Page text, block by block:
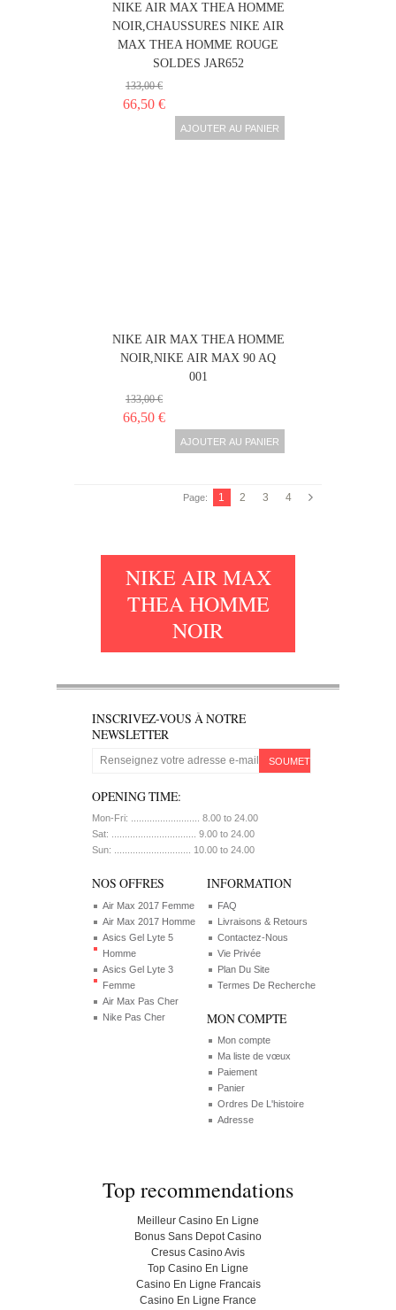
NIKE AIR MAX THEA HOMME
NOIR,CHAUSSURES NIKE AIR
MAX THEA HOMME ROUGE
SOLDES JAR652
133,00 €
66,50 €
AJOUTER AU PANIER
NIKE AIR MAX THEA HOMME
NOIR,NIKE AIR MAX 90 AQ
001
133,00 €
66,50 €
AJOUTER AU PANIER
Page: 1 2 3 4
NIKE AIR MAX
THEA HOMME
NOIR
INSCRIVEZ-VOUS À NOTRE
NEWSLETTER
SOUMETTRE
OPENING TIME:
Mon-Fri: .......................... 8.00 to 24.00
Sat: ................................ 9.00 to 24.00
Sun: ............................. 10.00 to 24.00
NOS OFFRES
Air Max 2017 Femme
Air Max 2017 Homme
Asics Gel Lyte 5
Homme
Asics Gel Lyte 3
Femme
Air Max Pas Cher
Nike Pas Cher
INFORMATION
FAQ
Livraisons & Retours
Contactez-Nous
Vie Privée
Plan Du Site
Termes De Recherche
MON COMPTE
Mon compte
Ma liste de vœux
Paiement
Panier
Ordres De L'histoire
Adresse
Top recommendations
Meilleur Casino En Ligne
Bonus Sans Depot Casino
Cresus Casino Avis
Top Casino En Ligne
Casino En Ligne Francais
Casino En Ligne France